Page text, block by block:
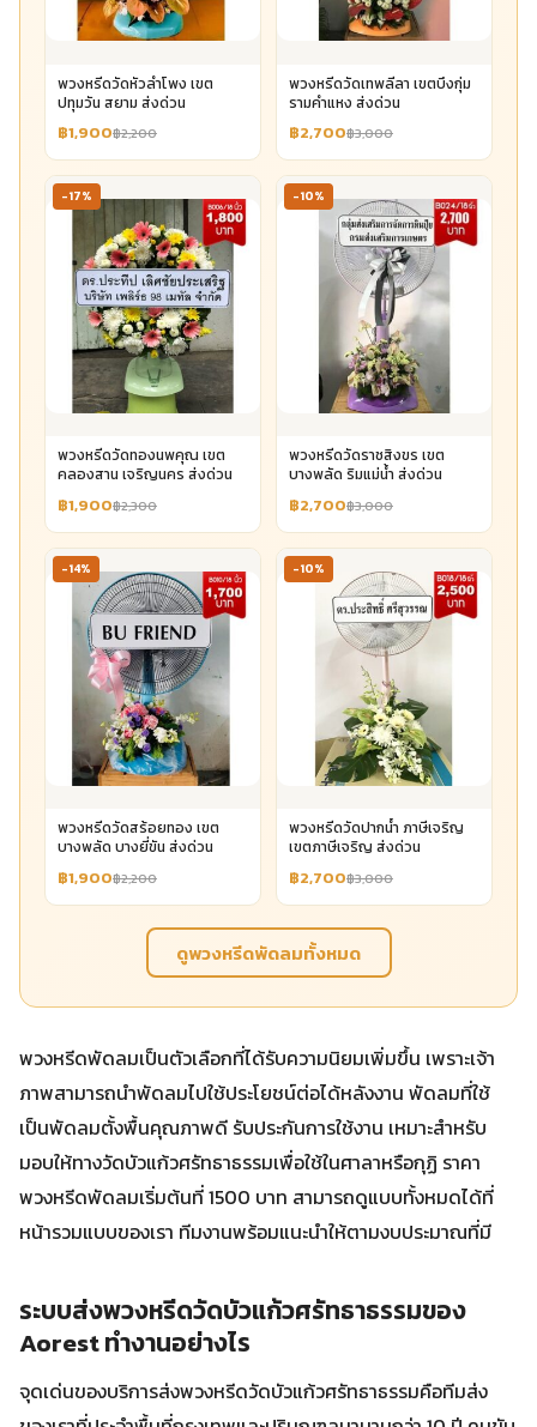
พวงหรีดวัดหัวลำโพง เขต
ปทุมวัน สยาม ส่งด่วน
฿1,900฿2,200
พวงหรีดวัดเทพลีลา เขตบึงกุ่ม
รามคำแหง ส่งด่วน
฿2,700฿3,000
-17%
พวงหรีดวัดทองนพคุณ เขต
คลองสาน เจริญนคร ส่งด่วน
฿1,900฿2,300
-10%
พวงหรีดวัดราชสิงขร เขต
บางพลัด ริมแม่น้ำ ส่งด่วน
฿2,700฿3,000
-14%
พวงหรีดวัดสร้อยทอง เขต
บางพลัด บางยี่ขัน ส่งด่วน
฿1,900฿2,200
-10%
พวงหรีดวัดปากน้ำ ภาษีเจริญ
เขตภาษีเจริญ ส่งด่วน
฿2,700฿3,000
ดูพวงหรีดพัดลมทั้งหมด
พวงหรีดพัดลมเป็นตัวเลือกที่ได้รับความนิยมเพิ่มขึ้น เพราะเจ้า
ภาพสามารถนำพัดลมไปใช้ประโยชน์ต่อได้หลังงาน พัดลมที่ใช้
เป็นพัดลมตั้งพื้นคุณภาพดี รับประกันการใช้งาน เหมาะสำหรับ
มอบให้ทางวัดบัวแก้วศรัทธาธรรมเพื่อใช้ในศาลาหรือกุฏิ ราคา
พวงหรีดพัดลมเริ่มต้นที่ 1500 บาท สามารถดูแบบทั้งหมดได้ที่
หน้ารวมแบบของเรา ทีมงานพร้อมแนะนำให้ตามงบประมาณที่มี
ระบบส่งพวงหรีดวัดบัวแก้วศรัทธาธรรมของ
Aorest ทำงานอย่างไร
จุดเด่นของบริการส่งพวงหรีดวัดบัวแก้วศรัทธาธรรมคือทีมส่ง